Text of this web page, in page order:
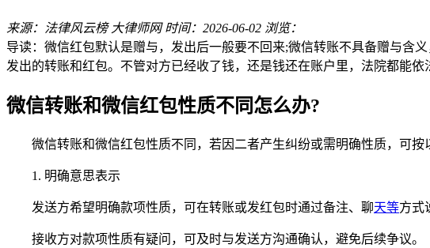
来源：法律风云榜 大律师网 时间：2026-06-02 浏览：
导读：微信红包默认是赠与，发出后一般要不回来;微信转账不具备赠与含
发出的转账和红包。不管对方已经收了钱，还是钱还在账户里，法院都能依
微信转账和微信红包性质不同怎么办?
微信转账和微信红包性质不同，若因二者产生纠纷或需明确性质，可按
1. 明确意思表示
发送方希望明确款项性质，可在转账或发红包时通过备注、聊天等方式
接收方对款项性质有疑问，可及时与发送方沟通确认，避免后续争议。